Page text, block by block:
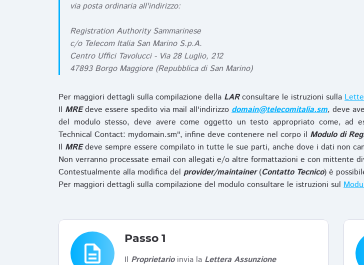
via posta ordinaria all'indirizzo:
Registration Authority Sammarinese
c/o Telecom Italia San Marino S.p.A.
Centro Uffici Tavolucci - Via 28 Luglio, 212
47893 Borgo Maggiore (Repubblica di San Marino)
Per maggiori dettagli sulla compilazione della LARconsultare le istruzioni sulla
Il MREdeve essere spedito via mail all'indirizzo domain@telecomitalia.sm, deve
del modulo stesso, deve avere come oggetto un testo appropriato come, ad
Technical Contact: mydomain.sm", infine deve contenere nel corpo il Modulo di
Il MREdeve sempre essere compilato in tutte le sue parti, anche dove i dati non
Non verranno processate email con allegati e/o altre formattazioni e con mittente
Contestualmente alla modifica del provider/maintainer(Contatto Tecnico) è
Per maggiori dettagli sulla compilazione del modulo consultare le istruzioni sul
description
Passo 1
Il Proprietarioinvia la Lettera Assunzione